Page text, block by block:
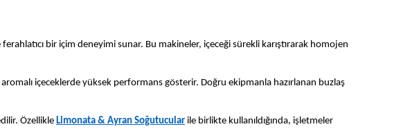
bir içim deneyimi sunar. Bu makineler, içeceği sürekli karıştırarak homojen
içeceklerde yüksek performans gösterir. Doğru ekipmanla hazırlanan buzlaş
Özellikle Limonata & Ayran Soğutucular ile birlikte kullanıldığında, işletmeler